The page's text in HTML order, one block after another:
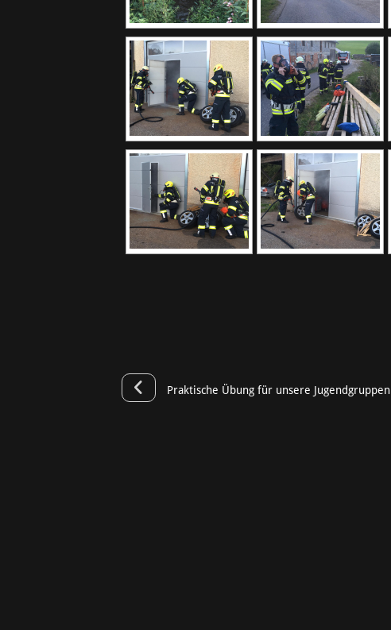
Praktische Übung für unsere Jugendgruppen